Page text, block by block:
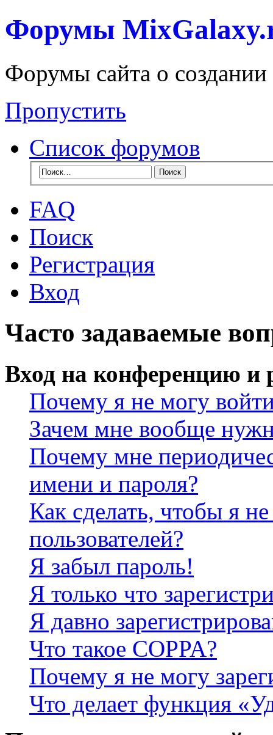
Форумы
Форумы сайта о
Пропустить
Список форумов
FAQ
Поиск
Регистрация
Вход
Часто задаваемые
Вход на конференцию и
Почему я не могу
Зачем мне вообще
Почему мне
имени и пароля?
Как сделать, чтобы я
пользователей?
Я забыл пароль!
Я только что
Я давно
Что такое COPPA?
Почему я не могу
Что делает функция